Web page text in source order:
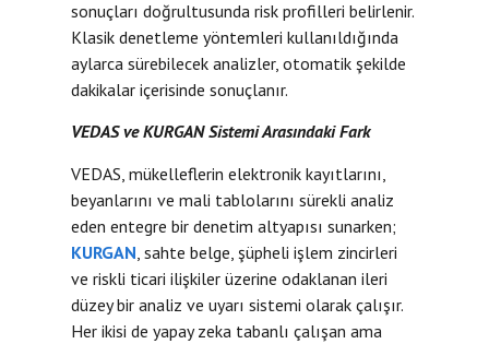
sonuçları doğrultusunda risk profilleri belirlenir.
Klasik denetleme yöntemleri kullanıldığında
aylarca sürebilecek analizler, otomatik şekilde
dakikalar içerisinde sonuçlanır.
VEDAS ve KURGAN Sistemi Arasındaki Fark
VEDAS, mükelleflerin elektronik kayıtlarını,
beyanlarını ve mali tablolarını sürekli analiz
eden entegre bir denetim altyapısı sunarken;
KURGAN , sahte belge, şüpheli işlem zincirleri
ve riskli ticari ilişkiler üzerine odaklanan ileri
düzey bir analiz ve uyarı sistemi olarak çalışır.
Her ikisi de yapay zeka tabanlı çalışan ama